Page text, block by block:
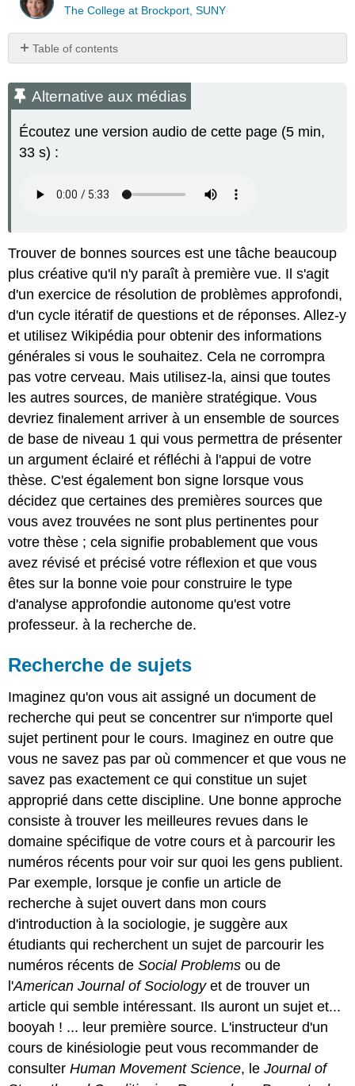
The College at Brockport, SUNY
Table of contents
aux
médias
de
sujets
des
mots
votre
sujet
Proposer
mots
clés
alternatifs
Revenir
trouver
plus
de
Exercice
de
pratique
\PageIndex1
\PageIndex1
Attribution
Alternative aux médias
Écoutez une version audio de cette page (5 min,
33 s) :
Trouver de bonnes sources est une tâche beaucoup
plus créative qu'il n'y paraît à première vue. Il s'agit
d'un exercice de résolution de problèmes approfondi,
d'un cycle itératif de questions et de réponses. Allez-y
et utilisez Wikipédia pour obtenir des informations
générales si vous le souhaitez. Cela ne corrompra
pas votre cerveau. Mais utilisez-la, ainsi que toutes
les autres sources, de manière stratégique. Vous
devriez finalement arriver à un ensemble de sources
de base de niveau 1 qui vous permettra de présenter
un argument éclairé et réfléchi à l'appui de votre
thèse. C'est également bon signe lorsque vous
décidez que certaines des premières sources que
vous avez trouvées ne sont plus pertinentes pour
votre thèse ; cela signifie probablement que vous
avez révisé et précisé votre réflexion et que vous
êtes sur la bonne voie pour construire le type
d'analyse approfondie autonome qu'est votre
professeur. à la recherche de.
Recherche de sujets
Imaginez qu'on vous ait assigné un document de
recherche qui peut se concentrer sur n'importe quel
sujet pertinent pour le cours. Imaginez en outre que
vous ne savez pas par où commencer et que vous ne
savez pas exactement ce qui constitue un sujet
approprié dans cette discipline. Une bonne approche
consiste à trouver les meilleures revues dans le
domaine spécifique de votre cours et à parcourir les
numéros récents pour voir sur quoi les gens publient.
Par exemple, lorsque je confie un article de
recherche à sujet ouvert dans mon cours
d'introduction à la sociologie, je suggère aux
étudiants qui recherchent un sujet de parcourir les
numéros récents deSocial Problems ou de
l'American Journal of Sociologyet de trouver un
article qui semble intéressant. Ils auront un sujet et...
booyah ! ... leur première source. L'instructeur d'un
cours de kinésiologie peut vous recommander de
consulterHuman Movement Science, leJournal of